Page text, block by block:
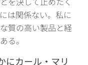
は関係ない。私に
質の高い製品と経
る。
にカール・マリ